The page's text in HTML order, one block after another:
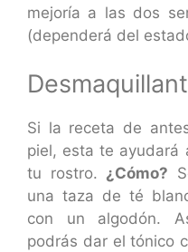
mejoría a las dos
(dependerá del
Si la receta de
piel, esta te ayudará
tu rostro. ¿Cómo?
una taza de té
con un algodón.
podrás dar el tónico